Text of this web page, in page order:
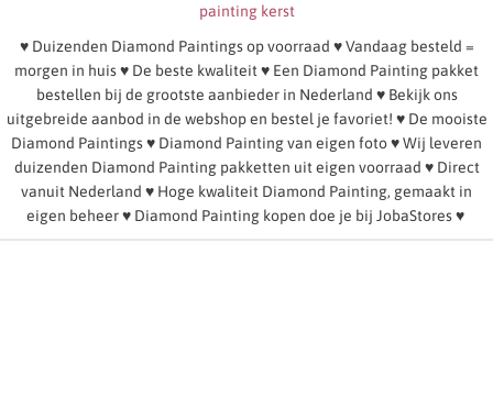
painting kerst
♥ Duizenden Diamond Paintings op voorraad ♥ Vandaag besteld =
morgen in huis ♥ De beste kwaliteit ♥ Een Diamond Painting pakket
bestellen bij de grootste aanbieder in Nederland ♥ Bekijk ons
uitgebreide aanbod in de webshop en bestel je favoriet! ♥ De mooiste
Diamond Paintings ♥ Diamond Painting van eigen foto ♥ Wij leveren
duizenden Diamond Painting pakketten uit eigen voorraad ♥ Direct
vanuit Nederland ♥ Hoge kwaliteit Diamond Painting, gemaakt in
eigen beheer ♥ Diamond Painting kopen doe je bij JobaStores ♥